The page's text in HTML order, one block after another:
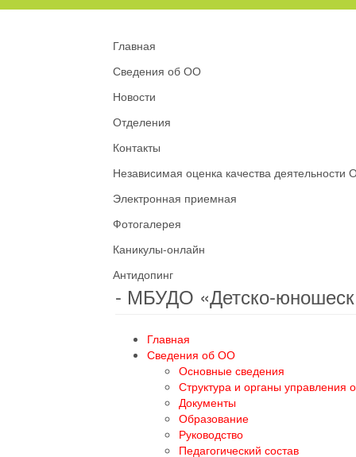
Главная
Сведения об ОО
Новости
Отделения
Контакты
Независимая оценка качества деятельности
Электронная приемная
Фотогалерея
Каникулы-онлайн
Антидопинг
- МБУДО «Детско-
Главная
Сведения об ОО
Основные сведения
Структура и органы управления
Документы
Образование
Руководство
Педагогический состав